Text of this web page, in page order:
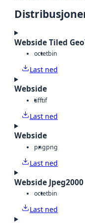
Webside Tiled
octetbin
Last ned
Webside
tifftif
Last ned
Webside
pngpng
Last ned
Webside Jpeg2000
octetbin
Last ned